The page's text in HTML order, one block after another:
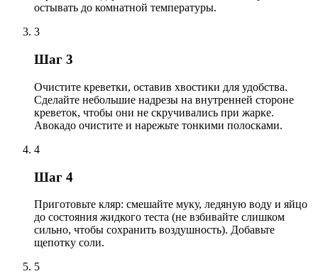
остывать до комнатной температуры.
3
Шаг 3
Очистите креветки, оставив хвостики для удобства.
Сделайте небольшие надрезы на внутренней стороне
креветок, чтобы они не скручивались при жарке.
Авокадо очистите и нарежьте тонкими полосками.
4
Шаг 4
Приготовьте кляр: смешайте муку, ледяную воду и яйцо
до состояния жидкого теста (не взбивайте слишком
сильно, чтобы сохранить воздушность). Добавьте
щепотку соли.
5